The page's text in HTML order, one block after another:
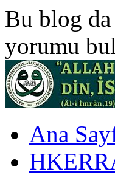
Bu blog da
yorumu
Ana